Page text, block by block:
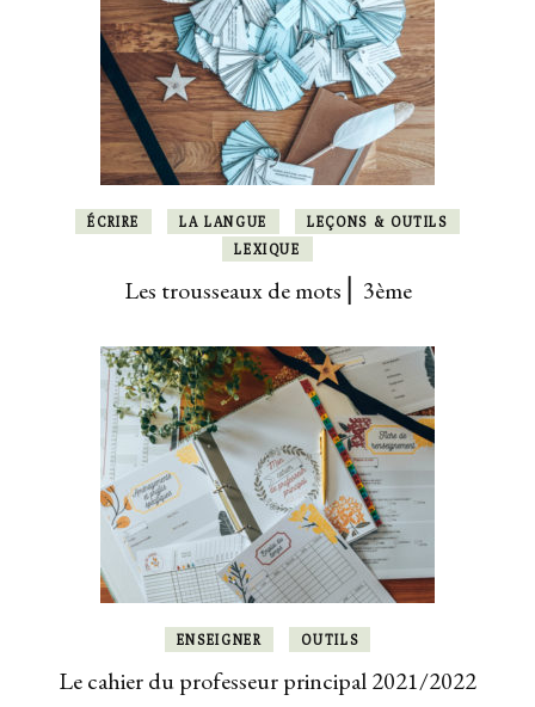
ÉCRIRE LA LANGUE
LEÇONS & OUTILS
LEXIQUE
Les trousseaux de mots ⎜ 3ème
ENSEIGNER OUTILS
Le cahier du professeur principal 2021/2022